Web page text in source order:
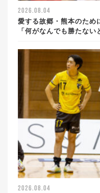
2026.08.04
愛する故郷・熊本のため
「何がなんでも勝たな
2026.08.04